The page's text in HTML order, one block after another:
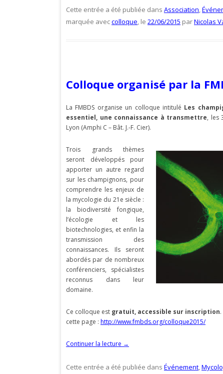
Cette entrée a été publiée dans Association,
marquée aveccolloque, le 22/06/2015 parNicolas
Colloque organisé par la
La FMBDS organise un colloque intitulé Les
essentiel, une connaissance à transmettre, les
Lyon (Amphi C – Bât. J.-F. Cier).
Trois grands thèmes
seront développés pour
apporter un autre regard
sur les champignons, pour
comprendre les enjeux de
la mycologie du 21e siècle :
la biodiversité fongique,
l’écologie et les
biotechnologies, et enfin la
transmission des
connaissances. Ils seront
abordés par de nombreux
conférenciers, spécialistes
reconnus dans leur
domaine.
Ce colloque est gratuit, accessible sur inscription
cette page : http://www.fmbds.org/colloque2015/
Continuer la lecture →
Cette entrée a été publiée dans Événement,